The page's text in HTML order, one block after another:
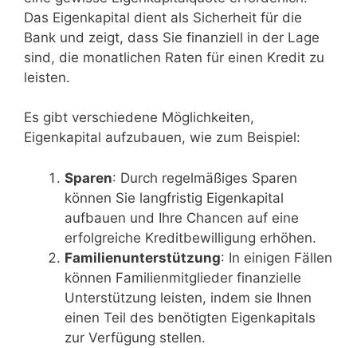
Das Eigenkapital dient als Sicherheit für die
Bank und zeigt, dass Sie finanziell in der Lage
sind, die monatlichen Raten für einen Kredit zu
leisten.
Es gibt verschiedene Möglichkeiten,
Eigenkapital aufzubauen, wie zum Beispiel:
Sparen: Durch regelmäßiges Sparen
können Sie langfristig Eigenkapital
aufbauen und Ihre Chancen auf eine
erfolgreiche Kreditbewilligung erhöhen.
Familienunterstützung: In einigen Fällen
können Familienmitglieder finanzielle
Unterstützung leisten, indem sie Ihnen
einen Teil des benötigten Eigenkapitals
zur Verfügung stellen.